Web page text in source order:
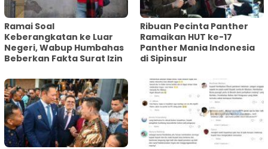
Ramai Soal
Keberangkatan ke Luar
Negeri, Wabup Humbahas
Beberkan Fakta Surat Izin
Ribuan Pecinta Panther
Ramaikan HUT ke-17
Panther Mania Indonesia
di Sipinsur